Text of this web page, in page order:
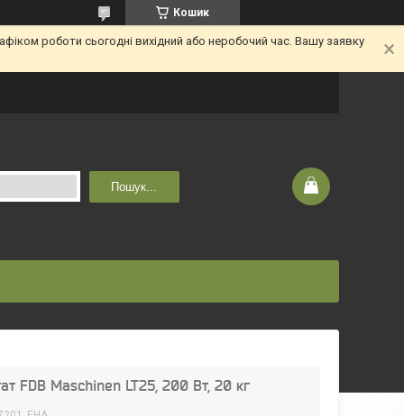
Кошик
роботи сьогодні вихідний або неробочий час. Вашу заявку
Пошук...
FDB Maschinen LT25, 200 Вт, 20 кг